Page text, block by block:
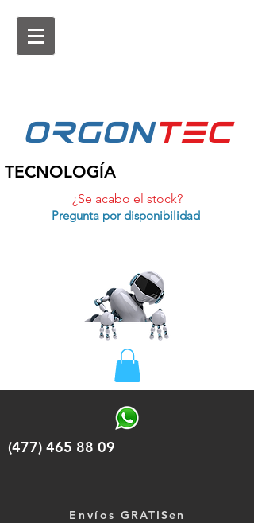
ORGONtEc
TECNOLOGÍA
¿Se acabo el stock?
Pregunta por disponibilidad
(477) 465 88 09
Envíos GRATISen